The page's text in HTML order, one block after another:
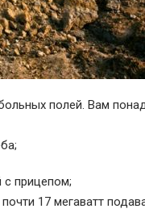
полей. Вам
с прицепом;
17 мегаватт